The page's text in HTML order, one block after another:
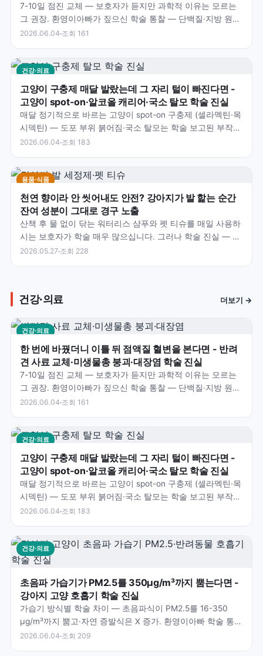
7-10일 점진 교체 — 보호자가 듣지만 과학적 이유는 모르는
그 권장. 환영이아빠가 짚으신 학술 통찰 — 단백질·지방 원료
변경·Fecalibacterium 등 유익균…
2026.06.04 조회 161
건강·의료
고양이 구충제 매달 발랐는데 그 자리 털이 빠진다면 -
고양이 spot-on·알코올 캐리어·국소 탈모 학술 진실
매달 정기적으로 바르는 고양이 spot-on 구충제 (셀라멕틴·목
시덱틴) — 도포 부위 붉어짐·국소 탈모는 학술 보고된 부작
용. 환영이아빠가 짚으신 학술 통찰 — 알코올…
2026.06.04 조회 183
용품·식품
천연 향이라 안 씻어내도 안전? 강아지가 발 핥는 순간
잔여 성분이 그대로 경구 노출
산책 후 물 없이 닦는 워터리스 샴푸와 펫 티슈를 매일 사용하
시는 보호자가 학술 매우 많으십니다. 그러나 학술 진실 — 4-
Legger 학술 자료 명시 — 우리는 목욕 후…
2026.05.27 조회 228
건강·의료 더보기 →
건강·의료
한 번에 바꿨더니 이틀 뒤 점액질 혈변을 본다면 - 반려
견 사료 교체·미생물총 붕괴·대장염 학술 진실
7-10일 점진 교체 — 보호자가 듣지만 과학적 이유는 모르는
그 권장. 환영이아빠가 짚으신 학술 통찰 — 단백질·지방 원료
변경·Fecalibacterium 등 유익균…
2026.06.04 조회 161
건강·의료
고양이 구충제 매달 발랐는데 그 자리 털이 빠진다면 -
고양이 spot-on·알코올 캐리어·국소 탈모 학술 진실
매달 정기적으로 바르는 고양이 spot-on 구충제 (셀라멕틴·목
시덱틴) — 도포 부위 붉어짐·국소 탈모는 학술 보고된 부작
용. 환영이아빠가 짚으신 학술 통찰 — 알코올…
2026.06.04 조회 183
건강·의료
초음파 가습기가 PM2.5를 350μg/m³까지 뿜는다면 -
강아지 고양 호흡기 학술 진실
가습기 방식별 학술 차이 — 초음파식이 PM2.5를 16-350
μg/m³까지 뿜고·자연 증발식은 X 증가. 환영이아빠 학술 통찰
— 수돗물 칼슘·마그네슘이 white d…
2026.06.04 조회 209